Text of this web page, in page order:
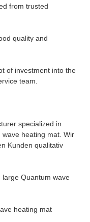
from trusted
quality and
of investment into the
team.
specialized in
heating mat. Wir
Kunden qualitativ
large Quantum wave
heating mat